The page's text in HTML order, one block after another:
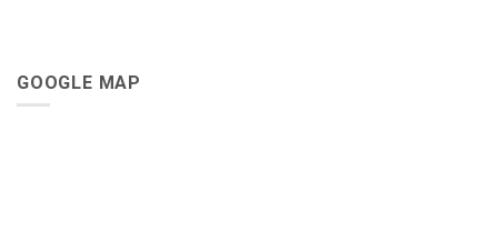
GOOGLE MAP